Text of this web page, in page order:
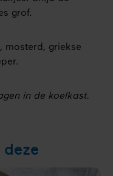
grof.
mosterd, griekse
in de koelkast.